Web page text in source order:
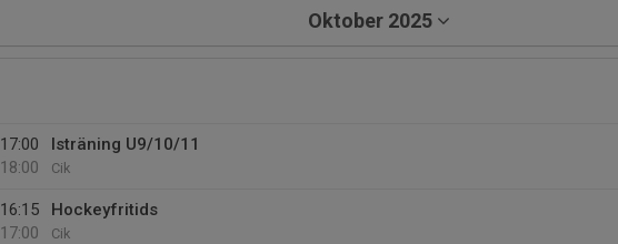
Oktober 2025
17:00
18:00
Isträning U9/10/11
Cik
16:15
17:00
Hockeyfritids
Cik